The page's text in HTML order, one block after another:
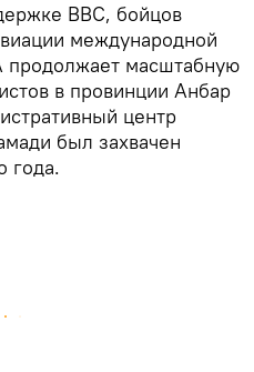
ВВС, бойцов
международной
продолжает масштабную
в провинции Анбар
центр
был захвачен
года.